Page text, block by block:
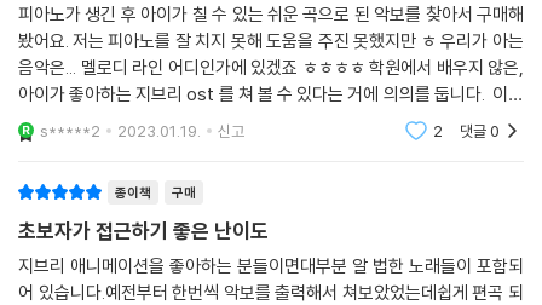
피아노가 생긴 후 아이가 칠 수 있는 쉬운 곡으로 된 악보를 찾아서 구매해
봤어요. 저는 피아노를 잘 치지 못해 도움을 주진 못했지만 ㅎ 우리가 아는
음악은... 멜로디 라인 어디인가에 있겠죠 ㅎㅎㅎㅎ 학원에서 배우지 않은,
아이가 좋아하는 지브리 ost 를 쳐 볼 수 있다는 거에 의의를 둡니다. 이제
둘째가 학원을 다니기 시작했는데, 곧 이 책을 다시 치겠다고 건반을 눌러
대
s*****2 2023.01.19. 신고 2 댓글0
종이책 구매
초보자가 접근하기 좋은 난이도
지브리 애니메이션을 좋아하는 분들이면대부분 알 법한 노래들이 포함되
어 있습니다.예전부터 한번씩 악보를 출력해서 쳐보았었는데쉽게 편곡 되